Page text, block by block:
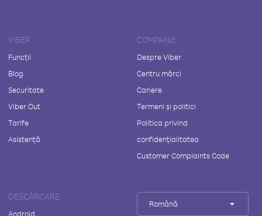
VIBER
Funcții
Blog
Securitate
Viber Out
Tarife
Asistență
COMPANIE
Despre Viber
Centru mărci
Cariere
Termeni și politici
Politica privind
confidențialitatea
Customer Complaints Code
DESCĂRCARE
Android
Română